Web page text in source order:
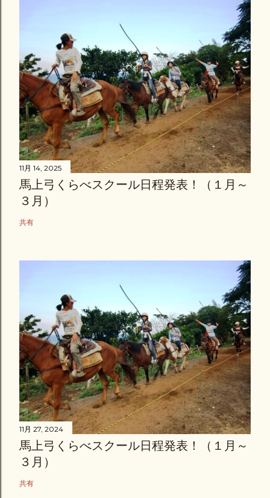
11月 14, 2025
馬上弓くらべスクール日程発表！（１月～
３月）
共有
11月 27, 2024
馬上弓くらべスクール日程発表！（１月～
３月）
共有